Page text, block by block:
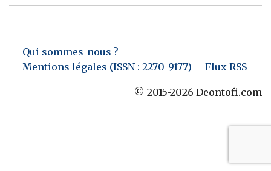
Qui sommes-nous ?
Mentions légales (ISSN : 2270-9177)
Flux RSS
© 2015-2026 Deontofi.com